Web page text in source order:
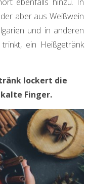
der aber aus Weißwein
und in anderen
ein Heißgetränk
lockert die
Finger.